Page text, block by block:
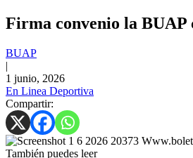
Firma convenio la
BUAP
|
1 junio, 2026
En Linea Deportiva
Compartir:
También puedes leer